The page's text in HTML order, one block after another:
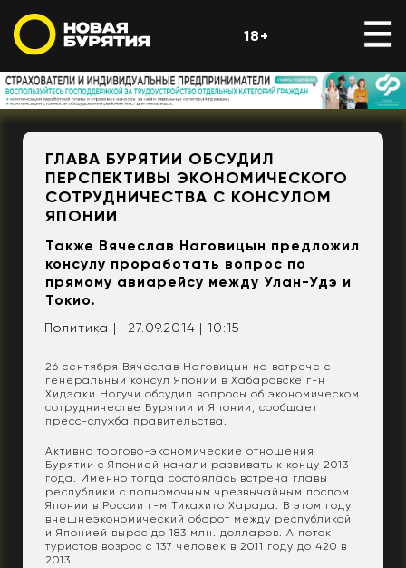
18+
ГЛАВА БУРЯТИИ ОБСУДИЛ
ПЕРСПЕКТИВЫ ЭКОНОМИЧЕСКОГО
СОТРУДНИЧЕСТВА С КОНСУЛОМ
ЯПОНИИ
Также Вячеслав Наговицын предложил
консулу проработать вопрос по
прямому авиарейсу между Улан-Удэ и
Токио.
Политика | 27.09.2014 | 10:15
26 сентября Вячеслав Наговицын на встрече с
генеральный консул Японии в Хабаровске г-н
Хидэаки Ногучи обсудил вопросы об экономическом
сотрудничестве Бурятии и Японии, сообщает
пресс-служба правительства.
Активно торгово-экономические отношения
Бурятии с Японией начали развивать к концу 2013
года. Именно тогда состоялась встреча главы
республики с полномочным чрезвычайным послом
Японии в России г-м Тикахито Харада. В этом году
внешнеэкономический оборот между республикой
и Японией вырос до 183 млн. долларов. А поток
туристов возрос с 137 человек в 2011 году до 420 в
2013.